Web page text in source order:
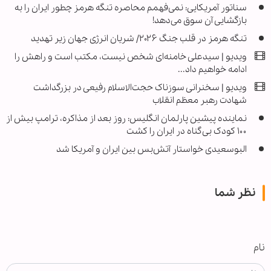
سناتور آمریکایی: نمی‌فهمم محاصره تنگه هرمز چطور ایران را به
بازگشایی آن سوق می‌دهد!
تنگه هرمز در قلب جنگ ۲۰۲۶/ شریان انرژی جهان زیر تهدید
ویدیو | سیدعلی خامنه‌ای شخص نیست، مکتب است و راهش را
ادامه خواهیم داد...
ویدیو | سخنرانی سوزناک حجت‌الاسلام رفیعی در بزرگداشت
شهادت رهبر معظم انقلاب
نماینده پیشین پارلمان انگلیس: روز بعد از مذاکره، ترامپ بیش از
۱۰۰ کودک بی‌گناه در ایران را کشت
البوسعیدی خواستار آتش‌بس بین ایران و آمریکا شد
نظر شما
نام